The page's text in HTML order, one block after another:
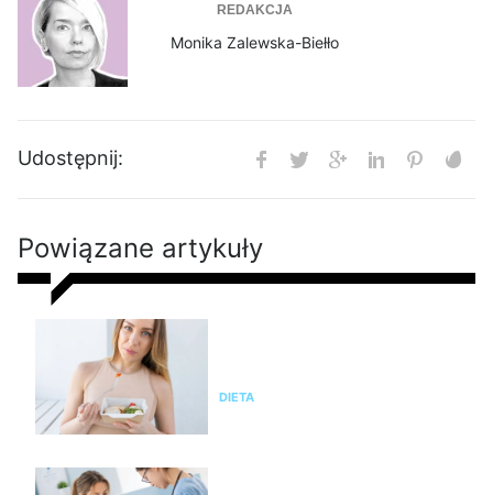
Monika Zalewska-Biełło
REDAKCJA
Udostępnij:
Powiązane artykuły
DIETA